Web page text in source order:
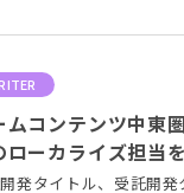
ムコンテンツ中東
ローカライズ担当
発タイトル、受託開